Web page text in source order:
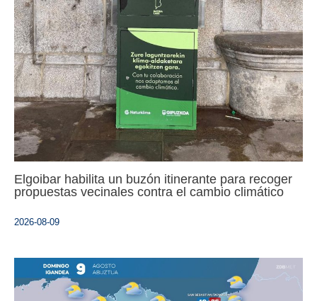
Elgoibar habilita un buzón itinerante para recoger
propuestas vecinales contra el cambio climático
2026-08-09